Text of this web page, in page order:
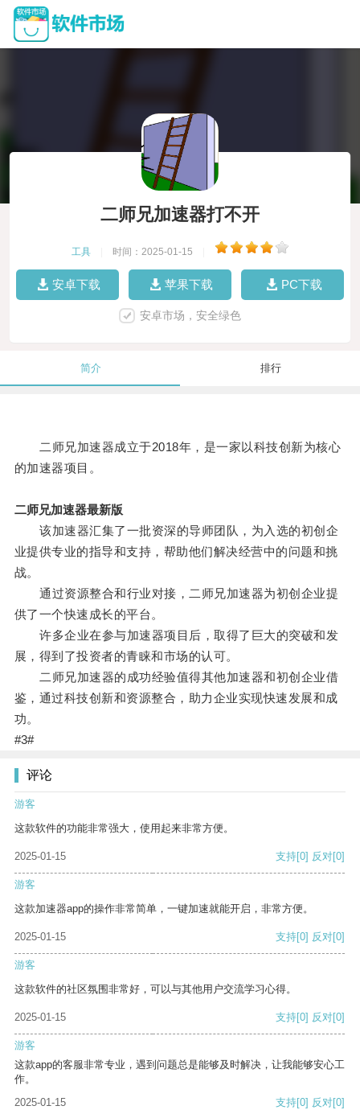
二师兄加速器打不开
工具 时间：2025-01-15
安卓下载 苹果下载 PC下载
安卓市场，安全绿色
简介 排行
二师兄加速器成立于2018年，是一家以科技创新为核心
的加速器项目。
二师兄加速器最新版
该加速器汇集了一批资深的导师团队，为入选的初创企
业提供专业的指导和支持，帮助他们解决经营中的问题和挑
战。
通过资源整合和行业对接，二师兄加速器为初创企业提
供了一个快速成长的平台。
许多企业在参与加速器项目后，取得了巨大的突破和发
展，得到了投资者的青睐和市场的认可。
二师兄加速器的成功经验值得其他加速器和初创企业借
鉴，通过科技创新和资源整合，助力企业实现快速发展和成
功。
#3#
评论
游客
这款软件的功能非常强大，使用起来非常方便。
2025-01-15 支持[0] 反对[0]
游客
这款加速器app的操作非常简单，一键加速就能开启，非常方便。
2025-01-15 支持[0] 反对[0]
游客
这款软件的社区氛围非常好，可以与其他用户交流学习心得。
2025-01-15 支持[0] 反对[0]
游客
这款app的客服非常专业，遇到问题总是能够及时解决，让我能够安心工
作。
2025-01-15
支持[0] 反对[0]